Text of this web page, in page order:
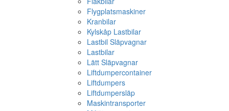
Flygplatsmaskiner
Kranbilar
Kylskåp Lastbilar
Lastbil Släpvagnar
Lastbilar
Lätt Släpvagnar
Liftdumpercontainer
Liftdumpers
Liftdumpersläp
Maskintransporter